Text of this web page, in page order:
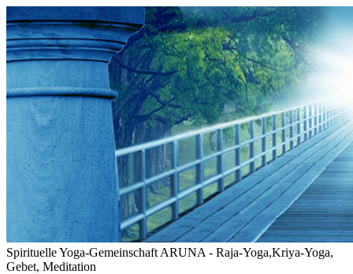
Spirituelle Yoga-Gemeinschaft ARUNA - Raja-Yoga,Kriya-Yoga,
Gebet, Meditation